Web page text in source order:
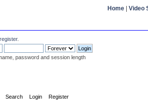
Home Video
register.
password and session length
Search Login Register